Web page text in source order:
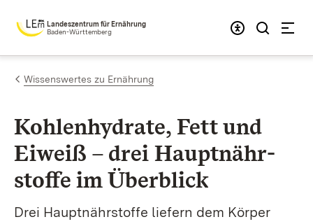
Zum Inhalt springen
Landeszentrum für Ernährung
Baden-Württemberg
Wissenswertes zu Ernährung
Kohlenhydrate, Fett und
Eiweiß – drei Hauptnähr­
stoffe im Überblick
Drei Hauptnährstoffe liefern dem Körper